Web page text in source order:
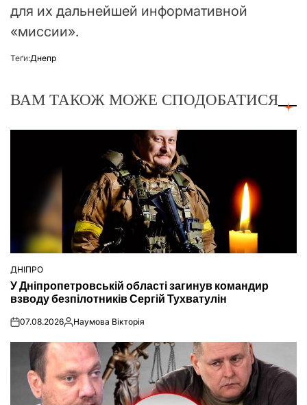
для их дальнейшей информативной
«миссии».
Теґи:Днепр
ВАМ ТАКОЖ МОЖЕ СПОДОБАТИСЯ
ОПУБЛІКУВАТИ
У
ДНІПРО
У Дніпропетровській області загинув командир
взводу безпілотників Сергій Тухватулін
on07.08.2026Опубліковано
Наумова Вікторія